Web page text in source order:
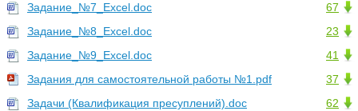
67
Задание_№7_Excel.doc
23
Задание_№8_Excel.doc
41
Задание_№9_Excel.doc
37
Задания для самостоятельной работы №1.pdf
62
Задачи (Квалификация пресуплений).doc